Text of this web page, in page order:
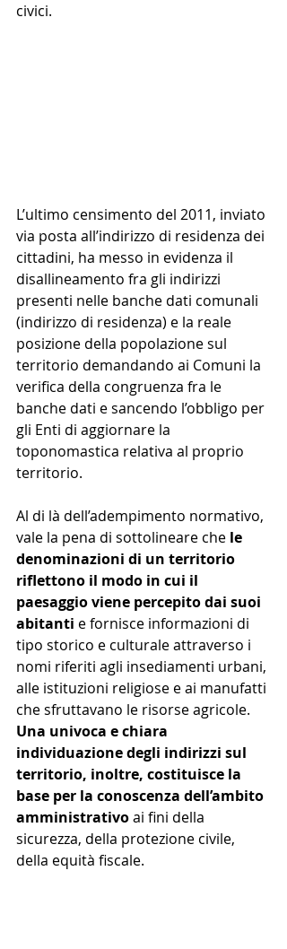
civici.
L’ultimo censimento del 2011, inviato
via posta all’indirizzo di residenza dei
cittadini, ha messo in evidenza il
disallineamento fra gli indirizzi
presenti nelle banche dati comunali
(indirizzo di residenza) e la reale
posizione della popolazione sul
territorio demandando ai Comuni la
verifica della congruenza fra le
banche dati e sancendo l’obbligo per
gli Enti di aggiornare la
toponomastica relativa al proprio
territorio.
Al di là dell’adempimento normativo,
vale la pena di sottolineare che le
denominazioni di un territorio
riflettono il modo in cui il
paesaggio viene percepito dai suoi
abitanti e fornisce informazioni di
tipo storico e culturale attraverso i
nomi riferiti agli insediamenti urbani,
alle istituzioni religiose e ai manufatti
che sfruttavano le risorse agricole.
Una univoca e chiara
individuazione degli indirizzi sul
territorio, inoltre, costituisce la
base per la conoscenza dell’ambito
amministrativo ai fini della
sicurezza, della protezione civile,
della equità fiscale.